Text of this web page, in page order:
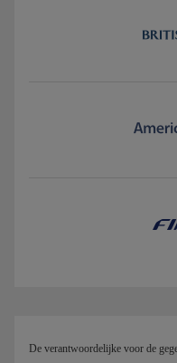
De verantwoordelijke voor de